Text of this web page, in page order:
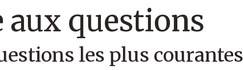
aux questions
les plus courantes